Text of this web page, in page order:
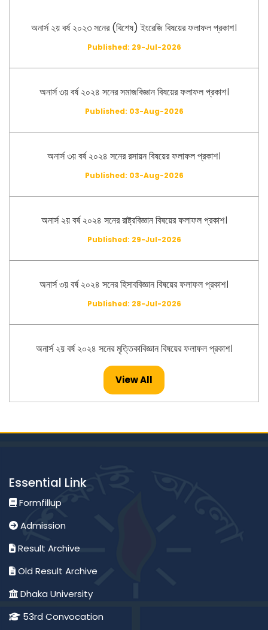
অনার্স ২য় বর্ষ ২০২৩ সনের (বিশেষ) ইংরেজি বিষয়ের ফলাফল প্রকাশ।
Published: 29-Jul-2026
অনার্স ৩য় বর্ষ ২০২৪ সনের সমাজবিজ্ঞান বিষয়ের ফলাফল প্রকাশ।
Published: 03-Aug-2026
অনার্স ৩য় বর্ষ ২০২৪ সনের রসায়ন বিষয়ের ফলাফল প্রকাশ।
Published: 03-Aug-2026
অনার্স ২য় বর্ষ ২০২৪ সনের রাষ্ট্রবিজ্ঞান বিষয়ের ফলাফল প্রকাশ।
Published: 29-Jul-2026
অনার্স ৩য় বর্ষ ২০২৪ সনের হিসাববিজ্ঞান বিষয়ের ফলাফল প্রকাশ।
Published: 28-Jul-2026
অনার্স ২য় বর্ষ ২০২৪ সনের মৃত্তিকাবিজ্ঞান বিষয়ের ফলাফল প্রকাশ।
Published: 26-Jul-2026
Published: 23-Jul-2026
মাস্টার্স -২০২৪ সনের হিসাববিজ্ঞান বিষয়ের ফলাফল প্রকাশ।
View All
Essential Link
Formfillup
Admission
Result Archive
Old Result Archive
Dhaka University
53rd Convocation